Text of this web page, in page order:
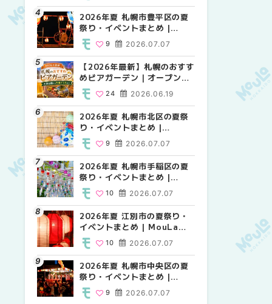
2026年夏 札幌市豊平区の夏
祭り・イベントまとめ |
MouLa HOKKAIDO
2026.07.07
9
【2026年最新】札幌のおすす
めビアガーデン｜オープン日
順に徹底紹介！大通公園から
穴場テラスまで | MouLa
HOKKAIDO
2026.06.19
24
2026年夏 札幌市北区の夏祭
り・イベントまとめ |
MouLa HOKKAIDO
2026.07.07
9
2026年夏 札幌市手稲区の夏
祭り・イベントまとめ |
MouLa HOKKAIDO
2026.07.07
10
2026年夏 江別市の夏祭り・
イベントまとめ | MouLa
HOKKAIDO 2026.07.07
10
2026年夏 札幌市中央区の夏
祭り・イベントまとめ |
MouLa HOKKAIDO
2026.07.07
9
2026年夏 札幌市手稲区の夏
祭り・イベントまとめ |
10
2026年夏 札幌市北区の夏祭
り・イベントまとめ |
9
2026年夏 札幌市清田区の夏
祭り・イベントまとめ |
6
2026年夏 札幌市豊平区の夏
祭り・イベントまとめ |
9
2026年夏 札幌市南区の夏祭
り・イベントまとめ |
8
2026年夏 札幌市中央区の夏
祭り・イベントまとめ |
9
2026年夏 札幌市西区の夏祭
り・イベントまとめ |
13
2026年夏 札幌市清田区の夏
祭り・イベントまとめ |
6
2026年夏 札幌市手稲区の夏
祭り・イベントまとめ |
10
2026年夏 札幌市豊平区の夏
祭り・イベントまとめ |
9
2026年夏 札幌市南区の夏祭
り・イベントまとめ |
8
2026年夏 札幌市東区の夏祭
り・イベントまとめ |
10